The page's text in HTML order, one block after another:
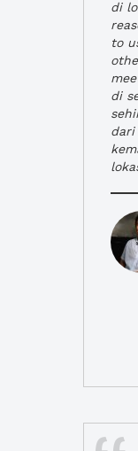
di
to
di
dari